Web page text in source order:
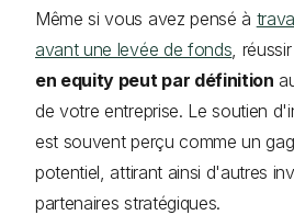
Même si vous avez pensé à
avant une levée de fonds ,
en equity peut par définition
de votre entreprise. Le soutien
est souvent perçu comme un
potentiel, attirant ainsi d'autres
partenaires stratégiques.